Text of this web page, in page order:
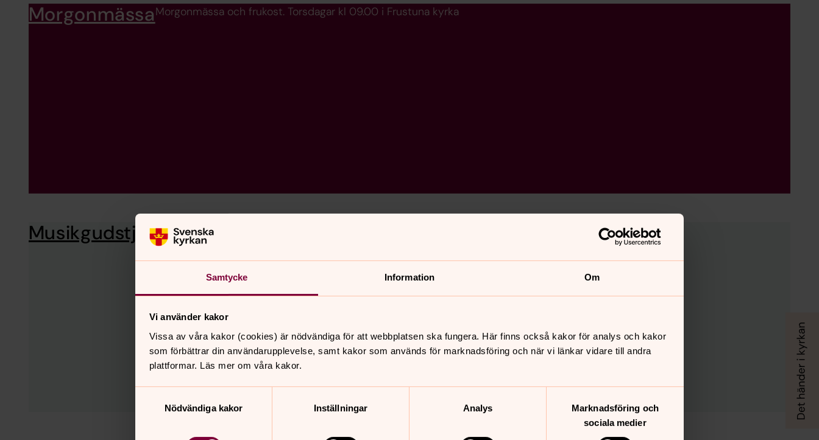
Samtycke Information Om
Vi använder kakor
Vissa av våra kakor (cookies) är nödvändiga för att webbplatsen ska fungera. Här finns också kakor för analys och kakor
som förbättrar din användarupplevelse, samt kakor som används för marknadsföring och när vi länkar vidare till andra
plattformar. Läs mer om våra kakor.
Nödvändiga kakor
Inställningar Analys
Marknadsföring och
sociala medier
MorgonmässaMorgonmässa och frukost. Torsdagar kl 09.00 i Frustuna kyrka
Musikgudstjänster i församlingen 14 juni Frustunakören sjunger in sommaren. Frustuna kyrka kl 16.00